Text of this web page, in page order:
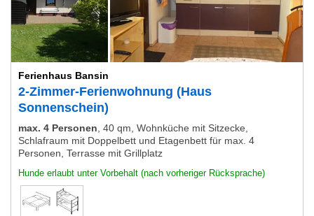
Ferienhaus Bansin
2-Zimmer-Ferienwohnung (Haus
Sonnenschein)
max. 4 Personen 40 qm, Wohnküche mit Sitzecke,
Schlafraum mit Doppelbett und Etagenbett für max. 4
Personen, Terrasse mit Grillplatz
Hunde erlaubt unter Vorbehalt (nach vorheriger Rücksprache)